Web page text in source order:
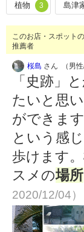
植物 3 島津
このお店・スポットの
推薦者
桜島 さん （男性
「史跡」
たいと思
ができま
という感
歩けます
スメの場所
2020/12/04）